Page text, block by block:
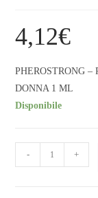
4,12€
PHEROSTRONG –
DONNA 1 ML
Disponibile
- +